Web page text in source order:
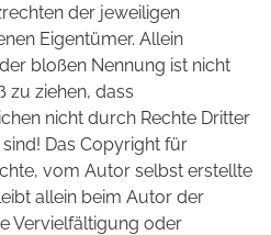
der jeweiligen
Eigentümer. Allein
bloßen Nennung ist nicht
zu ziehen, dass
nicht durch Rechte Dritter
Das Copyright für
vom Autor selbst erstellte
allein beim Autor der
Vervielfältigung oder